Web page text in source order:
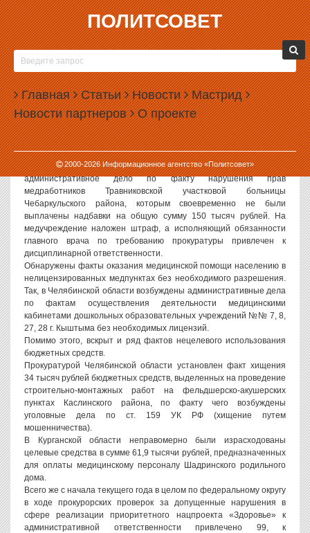
ПОЛИТСОВЕТ
Главная Статьи Новости Мастрид
Новости партнеров О проекте
2000-2026Информационное агентство «Политсовет»
15.10.2007, 09:10
РУКОВОДСТВО БОЛЬНИЦ ЗАДЕРЖИВАЕТ
ЗАРПЛАТЫ И ВОРУЕТ ДЕНЬГИ
По информации пресс-службы Управления Генеральной
прокуратуры РФ в Уральском федеральном округе, надзорному
ведомству удалось вскрыть и пресечь ряд серьезных нарушений
со стороны как руководителей медицинских учреждений, так и
должностных лиц властных структур.
В Челябинской области прокуратурой возбуждено
административное дело по факту нарушения прав
медработников Травниковской участковой больницы
Чебаркульского района, которым своевременно не были
выплачены надбавки на общую сумму 150 тысяч рублей. На
медучреждение наложен штраф, а исполняющий обязанности
главного врача по требованию прокуратуры привлечен к
дисциплинарной ответственности.
Обнаружены факты оказания медицинской помощи населению в
нелицензированных медпунктах без необходимого разрешения.
Так, в Челябинской области возбуждены административные дела
по фактам осуществления деятельности медицинскими
кабинетами дошкольных образовательных учреждений №№ 7, 8,
27, 28 г. Кыштыма без необходимых лицензий.
Помимо этого, вскрыт и ряд фактов нецелевого использования
бюджетных средств.
Прокуратурой Челябинской области установлен факт хищения
34 тысяч рублей бюджетных средств, выделенных на проведение
строительно-монтажных работ на фельдшерско-акушерских
пунктах Каслинского района, по факту чего возбуждены
уголовные дела по ст. 159 УК РФ (хищение путем
мошенничества).
В Курганской области неправомерно были израсходованы
целевые средства в сумме 61,9 тысячи рублей, предназначенных
для оплаты медицинскому персоналу Шадринского родильного
дома.
Всего же с начала текущего года в целом по федеральному округу
в ходе прокурорских проверок за допущенные нарушения в
сфере реализации приоритетного нацпроекта «Здоровье» к
административной ответственности привлечено 99, к